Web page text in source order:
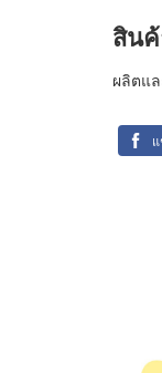
สิน
ผลิตแ